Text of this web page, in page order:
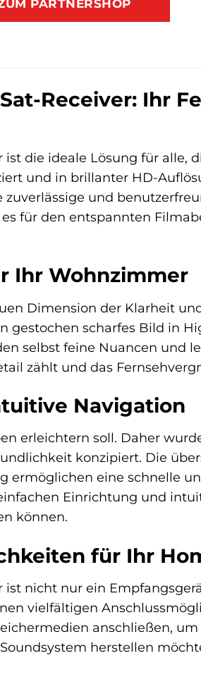
PARTNERSHOP
Receiver: Ihr
ist die ideale Lösung für
und in brillanter HD-
und
für den entspannten
Ihr Wohnzimmer
Dimension der Klarheit
gestochen scharfes Bild in
selbst feine Nuancen und
zählt und das
Navigation
erleichtern soll. Daher
konzipiert. Die
ermöglichen eine schnelle
Einrichtung und
können.
für Ihr
ist nicht nur ein
vielfältigen
anschließen,
herstellen